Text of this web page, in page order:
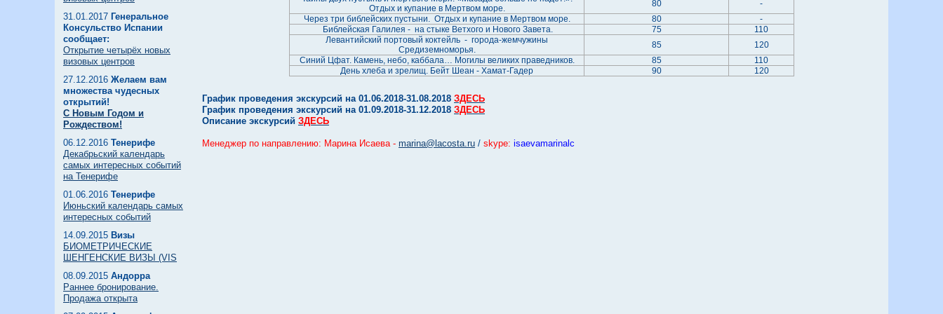
31.01.2017 Генеральное
Консульство Испании
сообщает:
Открытие четырёх новых
визовых центров
27.12.2016 Желаем вам
множества чудесных
открытий!
С Новым Годом и
Рождеством!
06.12.2016 Тенерифе
Декабрьский календарь
самых интересных событий
на Тенерифе
01.06.2016 Тенерифе
Июньский календарь самых
интересных событий
14.09.2015 Визы
БИОМЕТРИЧЕСКИЕ
ШЕНГЕНСКИЕ ВИЗЫ (VIS
08.09.2015 Андорра
Раннее бронирование.
Продажа открыта
Отдых и купание в Мертвом море.
80
-
Через три библейских пустыни. Отдых и купание в Мертвом море.
80
-
Библейская Галилея - на стыке Ветхого и Нового Завета.
75
110
Левантийский портовый коктейль - города-жемчужины
Средиземноморья.
85
120
Синий Цфат. Камень, небо, каббала… Могилы великих праведников.
85
110
День хлеба и зрелищ. Бейт Шеан - Хамат-Гадер
90 120
График проведения экскурсий на 01.06.2018-31.08.2018 ЗДЕСЬ
График проведения экскурсий на 01.09.2018-31.12.2018 ЗДЕСЬ
Описание экскурсий ЗДЕСЬ
Менеджер по направлению: Марина Исаева - marina@lacosta.ru / skype: isaevamarinalc